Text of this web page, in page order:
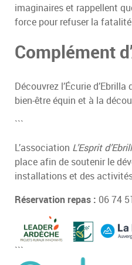
imaginaires et rappellent
force pour refuser la
Complément
Découvrez l’Écurie
bien-être équin et à la
```
L’association L’Esprit
place afin de soutenir le
installations et des
Réservation repas : 06 74
```